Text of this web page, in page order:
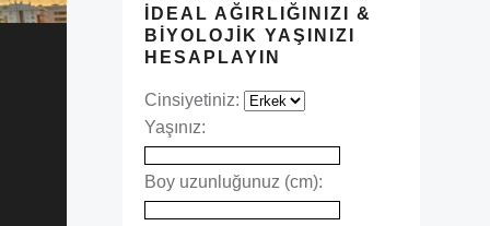
İDEAL AĞIRLIĞINIZI &
BIYOLOJIK YAŞINIZI
HESAPLAYIN
Cinsiyetiniz:
Yaşınız:
Boy uzunluğunuz (cm):